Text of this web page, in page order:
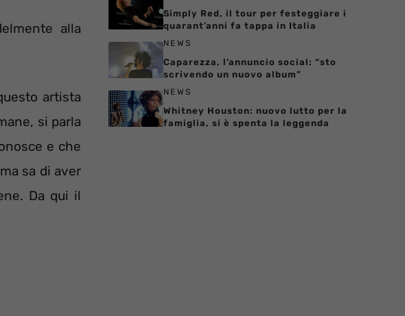
alla
artista
si parla
e che
sa di aver
Da qui il
Simply Red, il tour per festeggiare i
quarant’anni fa tappa in Italia
NEWS
Caparezza, l’annuncio social: “sto
scrivendo un nuovo album”
NEWS
Whitney Houston: nuovo lutto per la
famiglia, si è spenta la leggenda